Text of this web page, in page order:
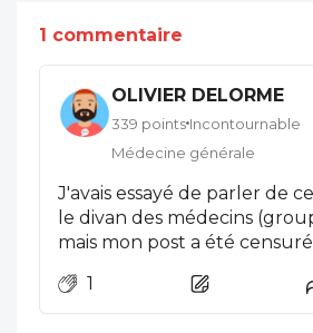
1 commentaire
OLIVIER DELORME
339 points Incontournable
Médecine générale
J'avais essayé de parler de
le divan des médecins
mais mon post a été
étant une variable
profession médicale. Les
1